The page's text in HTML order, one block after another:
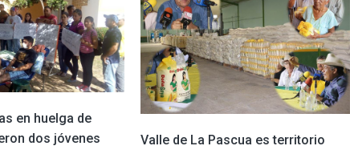
en huelga de
dos jóvenes
Valle de La Pascua es territorio